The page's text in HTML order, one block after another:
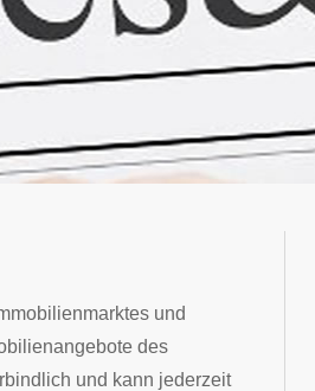
und
des
und kann jederzeit